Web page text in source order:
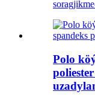
sorag
Polo